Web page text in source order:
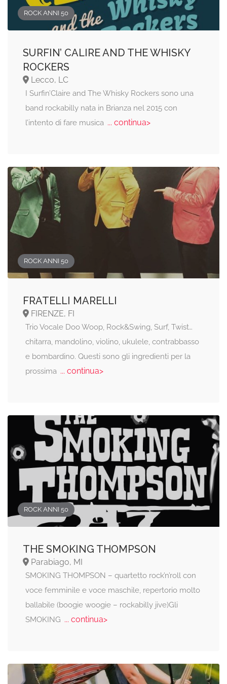
ROCK ANNI 50
SURFIN’ CALIRE AND THE WHISKY
ROCKERS
Lecco, LC
I Surfin’Claire and The Whisky Rockers sono una
band rockabilly nata in Brianza nel 2015 con
l’intento di fare musica... continua>
ROCK ANNI 50
FRATELLI MARELLI
FIRENZE, FI
Trio Vocale Doo Woop, Rock&Swing, Surf, Twist…
chitarra, mandolino, violino, ukulele, contrabbasso
e bombardino. Questi sono gli ingredienti per la
prossima... continua>
ROCK ANNI 50
THE SMOKING THOMPSON
Parabiago, MI
SMOKING THOMPSON – quartetto rock’n’roll con
voce femminile e voce maschile, repertorio molto
ballabile (boogie woogie – rockabilly jive)Gli
SMOKING ... continua>